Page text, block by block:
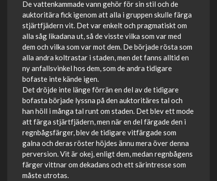
De vattenkammade vann gehör för sin stil och de
auktoritära fick igenom att alla i gruppen skulle färga
stjärtfjädern vit. Det var enkelt och pragmatiskt om
alla såg likadana ut, så de visste vilka som var med
dem och vilka som var mot dem. De började rösta som
alla andra koltrastar i staden, men det fanns alltid en
ny anfallsvinkel hos dem, som de andra tidigare
bofaste inte kände igen.
Det dröjde inte länge förrän en del av de tidigare
bofasta började lyssna på den auktoritäres tal och
han höll i många tal runt om staden. Det blev ett mode
att färga stjärtfjädern, men när en del färgade den i
regnbågsfärger, blev de tidigare vitfärgade som
galna och deras röster höjdes ännu mera över denna
perversion. Vit är okej, enligt dem, medan regnbågens
färger vittnar om dekadans och ett särintresse som
måste utrotas.